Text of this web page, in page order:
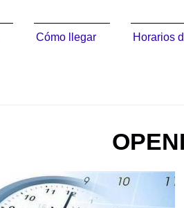
Cómo llegar Horarios